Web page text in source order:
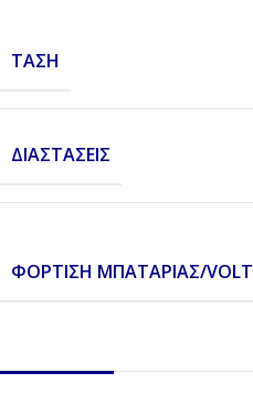
ΤΆΣΗ
ΔΙΑΣΤΆΣΕΙΣ
ΦΌΡΤΙΣΗ ΜΠΑΤΑΡΊΑΣ/VOLT